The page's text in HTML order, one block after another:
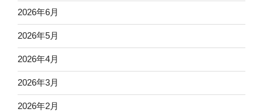
2026年6月
2026年5月
2026年4月
2026年3月
2026年2月